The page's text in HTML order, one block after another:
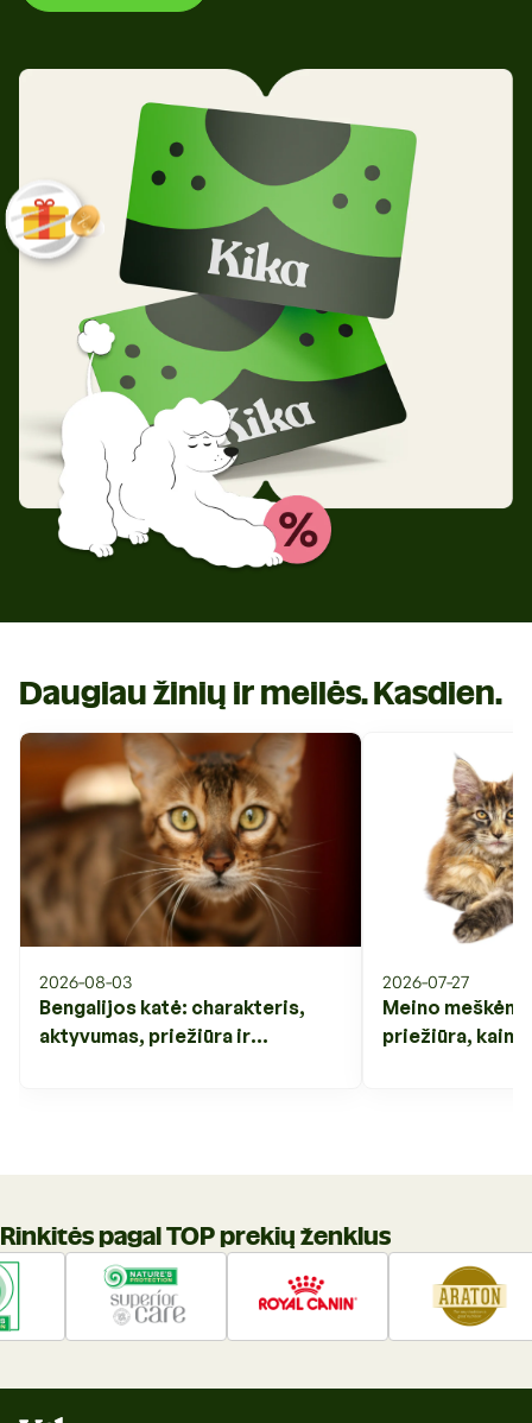
Daugiau žinių ir meilės. Kasdien.
2026-08-03
Bengalijos katė: charakteris,
aktyvumas, priežiūra ir
2026-07-27
Meino
priežiūra, kaina
Rinkitės pagal TOP prekių ženklus